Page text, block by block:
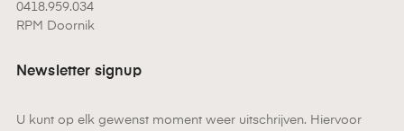
0418.959.034
RPM Doornik
Newsletter signup
U kunt op elk gewenst moment weer uitschrijven. Hiervoor